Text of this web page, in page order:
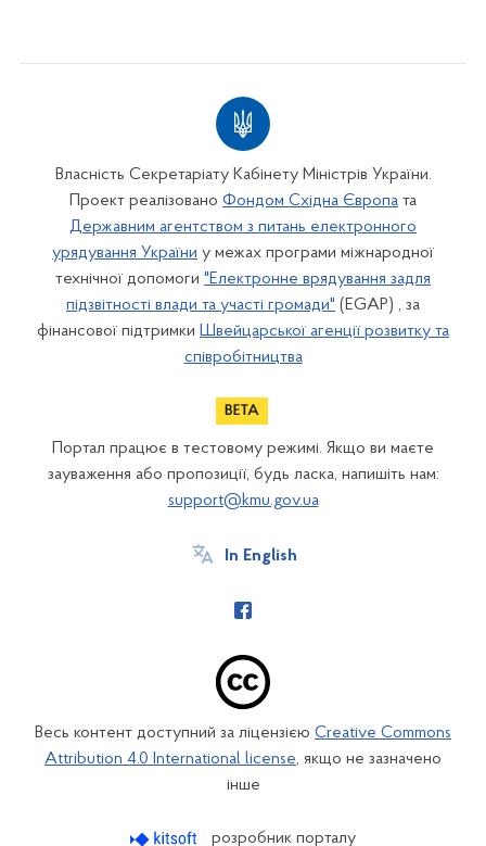
Власність Секретаріату Кабінету Міністрів України.
Проект реалізовано Фондом Східна Європа та
Державним агентством з питань електронного
урядування України у межах програми міжнародної
технічної допомоги "Електронне врядування задля
підзвітності влади та участі громади" (EGAP) , за
фінансової підтримки Швейцарської агенції розвитку та
співробітництва
Портал працює в тестовому режимі. Якщо ви маєте
зауваження або пропозиції, будь ласка, напишіть нам:
support@kmu.gov.ua
In English
Весь контент доступний за ліцензією Creative Commons
Attribution 4.0 International license, якщо не зазначено
інше
розробник порталу